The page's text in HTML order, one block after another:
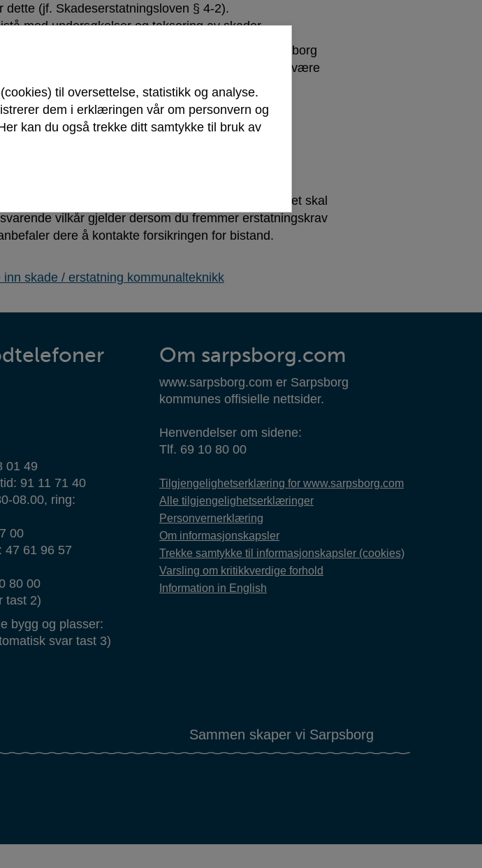
dette (jf. Skadeserstatningsloven § 4-2).
med undersøkelser og taksering av skader.
flere forutsetninger som skal oppfylles for at Sarpsborg
erstatningsansvarlig for en skade. Skaden må være
erstatningsrett.
disse vilkårene når selskapet tar stilling til om det skal
vilkår gjelder dersom du fremmer erstatningskrav
dere å kontakte forsikringen for bistand.
skade / erstatning kommunalteknikk
01 49
91 11 71 40
08.00, ring:
00
47 61 96 57
80 00
tast 2)
bygg og plasser:
svar tast 3)
Om sarpsborg.com
www.sarpsborg.com er Sarpsborg
kommunes offisielle nettsider.
Henvendelser om sidene:
Tlf. 69 10 80 00
Tilgjengelighetserklæring for www.sarpsborg.com
Alle tilgjengelighetserklæringer
Personvernerklæring
Om informasjonskapsler
Trekke samtykke til informasjonskapsler (cookies)
Varsling om kritikkverdige forhold
Information in English
Sammen skaper vi Sarpsborg
til oversettelse, statistikk og analyse.
dem i erklæringen vår om personvern og
kan du også trekke ditt samtykke til bruk av